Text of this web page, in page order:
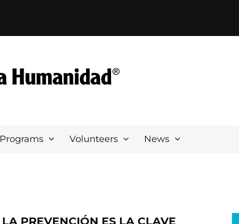
Programs Volunteers News